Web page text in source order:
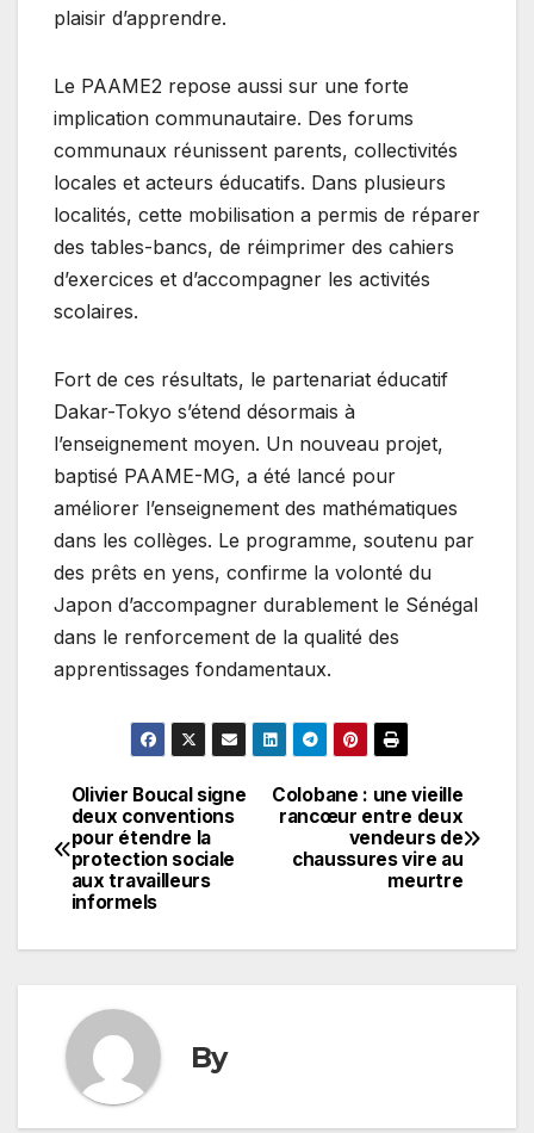
plaisir d’apprendre.
Le PAAME2 repose aussi sur une forte
implication communautaire. Des forums
communaux réunissent parents, collectivités
locales et acteurs éducatifs. Dans plusieurs
localités, cette mobilisation a permis de réparer
des tables-bancs, de réimprimer des cahiers
d’exercices et d’accompagner les activités
scolaires.
Fort de ces résultats, le partenariat éducatif
Dakar-Tokyo s’étend désormais à
l’enseignement moyen. Un nouveau projet,
baptisé PAAME-MG, a été lancé pour
améliorer l’enseignement des mathématiques
dans les collèges. Le programme, soutenu par
des prêts en yens, confirme la volonté du
Japon d’accompagner durablement le Sénégal
dans le renforcement de la qualité des
apprentissages fondamentaux.
Navigation
de
l’article
Colobane : une vieille
rancœur entre deux
vendeurs de
chaussures vire au
meurtre
Olivier Boucal signe
deux conventions
pour étendre la
protection sociale
aux travailleurs
informels
By